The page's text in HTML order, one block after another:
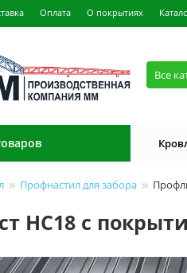
Оплата О покрытиях
Все
Профнастил для забора
НС18 с